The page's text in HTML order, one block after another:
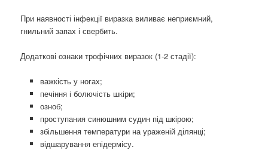
При наявності інфекції виразка виливає неприємний,
гнильний запах і свербить.
Додаткові ознаки трофічних виразок (1-2 стадії):
важкість у ногах;
печіння і болючість шкіри;
озноб;
проступания синюшним судин під шкірою;
збільшення температури на ураженій ділянці;
відшарування епідермісу.